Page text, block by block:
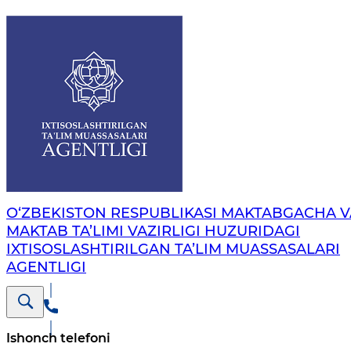
O‘ZBEKISTON RESPUBLIKASI MAKTABGACHA
MAKTAB TA’LIMI VAZIRLIGI HUZURIDAGI
IXTISOSLASHTIRILGAN TA’LIM MUASSASALARI
AGENTLIGI
Ishonch telefoni